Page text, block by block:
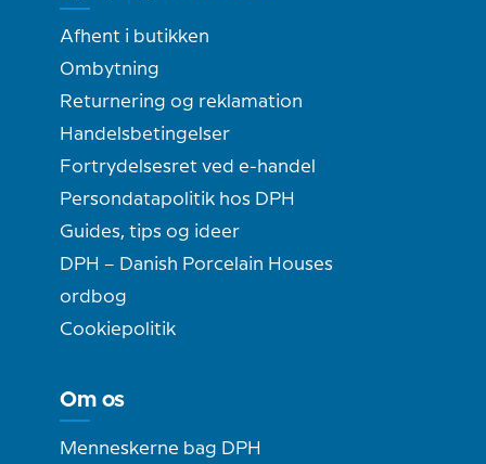
Afhent i butikken
Ombytning
Returnering og reklamation
Handelsbetingelser
Fortrydelsesret ved e-handel
Persondatapolitik hos DPH
Guides, tips og ideer
DPH – Danish Porcelain Houses
ordbog
Cookiepolitik
Om os
Menneskerne bag DPH